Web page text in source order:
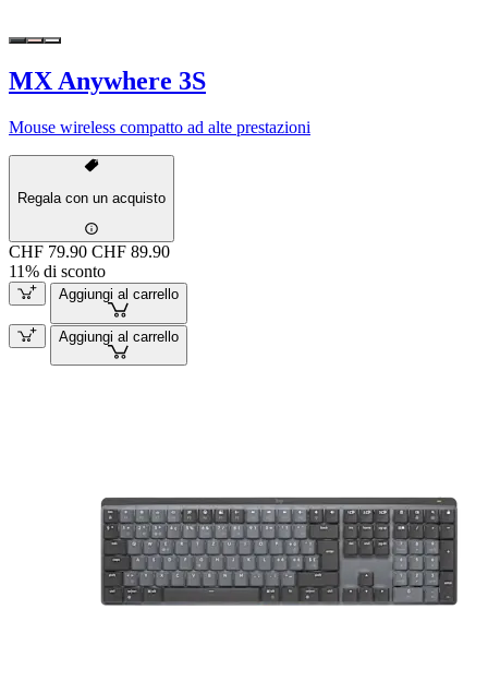
MX Anywhere 3S
Mouse wireless compatto ad alte prestazioni
Regala con un acquisto
CHF 79.90 CHF 89.90
11% di sconto
Aggiungi al carrello
Aggiungi al carrello